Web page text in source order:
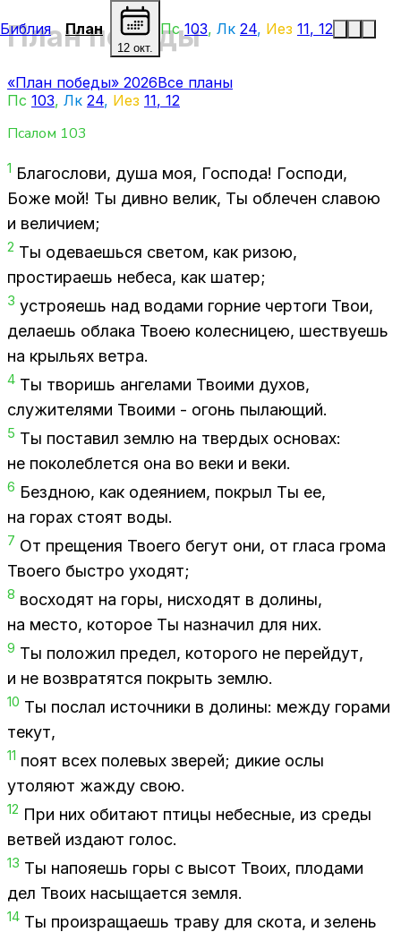
План победы
Библия План
12 окт.
Пс 103, Лк 24, Иез 11, 12
«План победы» 2026Все планы
Пс 103, Лк 24, Иез 11, 12
Псалом 103
1 Бла­го­сло­ви, душа моя, Гос­по­да! Гос­по­ди,
Боже мой! Ты див­но ве­лик, Ты об­ле­чен сла­вою
и ве­ли­чи­ем;
2 Ты оде­ва­ешь­ся све­том, как ри­зою,
про­сти­ра­ешь небе­са, как ша­тер;
3 устро­я­ешь над во­да­ми гор­ние чер­то­ги Твои,
де­ла­ешь об­ла­ка Тво­ею ко­лес­ни­цею, ше­ству­ешь
на кры­льях вет­ра.
4 Ты тво­ришь ан­ге­ла­ми Тво­и­ми ду­хов,
слу­жи­те­ля­ми Тво­и­ми - огонь пы­ла­ю­щий.
5 Ты по­ста­вил зем­лю на твер­дых ос­но­вах:
не по­ко­леб­лет­ся она во веки и веки.
6 Без­дною, как оде­я­ни­ем, по­крыл Ты ее,
на го­рах сто­ят воды.
7 От пре­ще­ния Тво­е­го бе­гут они, от гла­са гро­ма
Тво­е­го быст­ро ухо­дят;
8 вос­хо­дят на горы, нис­хо­дят в до­ли­ны,
на ме­сто, ко­то­рое Ты на­зна­чил для них.
9 Ты по­ло­жил пре­дел, ко­то­ро­го не пе­рей­дут,
и не воз­вра­тят­ся по­крыть зем­лю.
10 Ты по­слал ис­точ­ни­ки в до­ли­ны: меж­ду го­ра­ми
те­кут,
11 поят всех по­ле­вых зве­рей; ди­кие ослы
уто­ля­ют жаж­ду свою.
12 При них оби­та­ют пти­цы небес­ные, из сре­ды
вет­вей из­да­ют го­лос.
13 Ты на­по­я­ешь горы с вы­сот Тво­их, пло­да­ми
дел Тво­их на­сы­ща­ет­ся зем­ля.
14 Ты про­из­ра­ща­ешь тра­ву для ско­та, и зе­лень